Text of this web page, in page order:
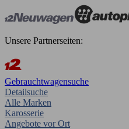
Unsere Partnerseiten:
Gebrauchtwagensuche
Detailsuche
Alle Marken
Karosserie
Angebote vor Ort